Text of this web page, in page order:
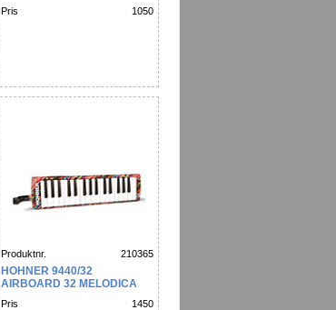
Pris 1050
Produktnr. 210365
HOHNER 9440/32
AIRBOARD 32 MELODICA
Pris 1450